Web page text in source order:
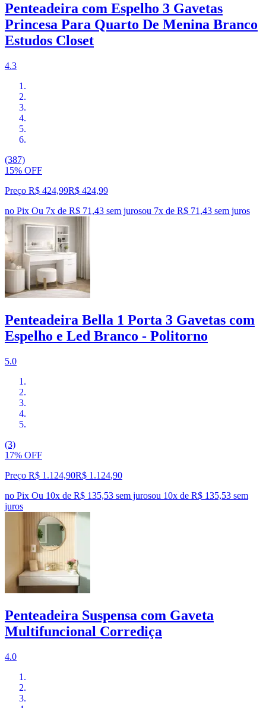
Penteadeira com Espelho 3 Gavetas
Princesa Para Quarto De Menina Branco
Estudos Closet
4.3
(387)
15% OFF
Preço R$ 424,99R$ 424,99
no Pix Ou 7x de R$ 71,43 sem jurosou 7x de R$ 71,43 sem juros
Penteadeira Bella 1 Porta 3 Gavetas com
Espelho e Led Branco - Politorno
5.0
(3)
17% OFF
Preço R$ 1.124,90R$ 1.124,90
no Pix Ou 10x de R$ 135,53 sem jurosou 10x de R$ 135,53 sem
juros
Penteadeira Suspensa com Gaveta
Multifuncional Corrediça
4.0